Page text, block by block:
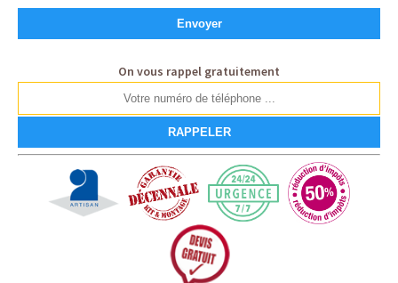
On vous rappel gratuitement